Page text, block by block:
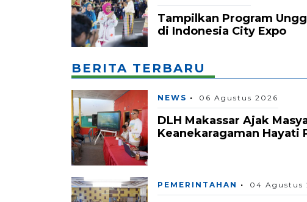
Tampilkan Program
di Indonesia City Expo
BERITA TERBARU
NEWS 06 Agustus 2026
DLH Makassar Ajak
Keanekaragaman Hayati
PEMERINTAHAN 04 Agustus